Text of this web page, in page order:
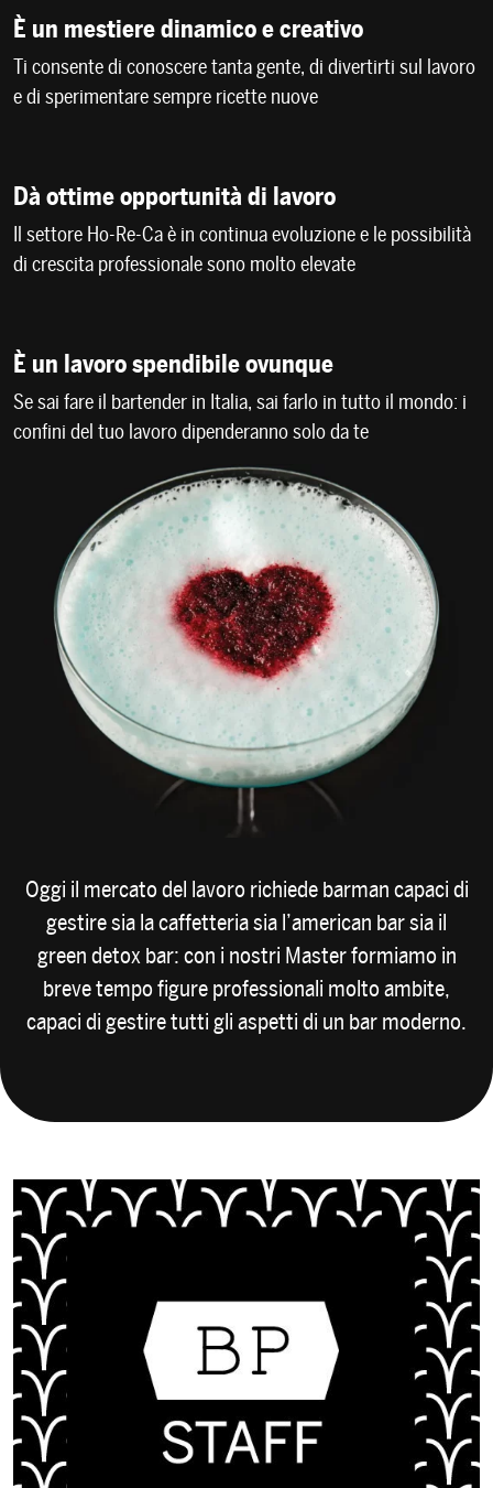
È un mestiere dinamico e creativo
Ti consente di conoscere tanta gente, di divertirti sul lavoro
e di sperimentare sempre ricette nuove
Dà ottime opportunità di lavoro
Il settore Ho-Re-Ca è in continua evoluzione e le possibilità
di crescita professionale sono molto elevate
È un lavoro spendibile ovunque
Se sai fare il bartender in Italia, sai farlo in tutto il mondo: i
confini del tuo lavoro dipenderanno solo da te
Oggi il mercato del lavoro richiede barman capaci di
gestire sia la caffetteria sia l’american bar sia il
green detox bar: con i nostri Master formiamo in
breve tempo figure professionali molto ambite,
capaci di gestire tutti gli aspetti di un bar moderno.